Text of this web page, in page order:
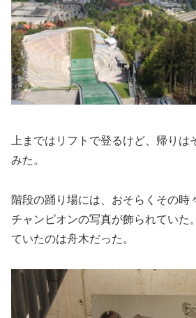
上まではリフトで登るけど、帰りは
みた。
階段の踊り場には、おそらくその時
チャンピオンの写真が飾られていた
ていたのは舟木だった。